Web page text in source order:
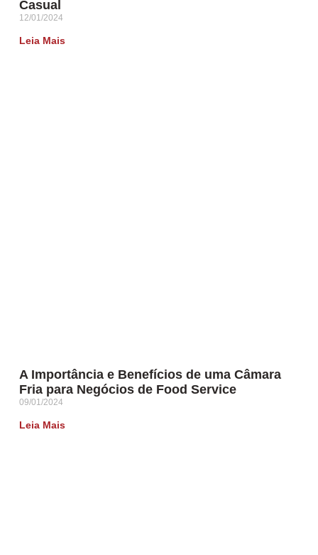
Casual
12/01/2024
Leia Mais
A Importância e Benefícios de uma Câmara
Fria para Negócios de Food Service
09/01/2024
Leia Mais